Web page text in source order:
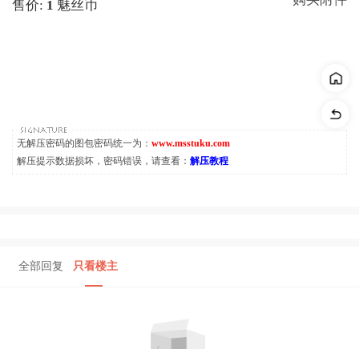
售价: 1 魅丝币
无解压密码的图包密码统一为： www.msstuku.com
解压提示数据损坏，密码错误，请查看： 解压教程
全部回复 只看楼主